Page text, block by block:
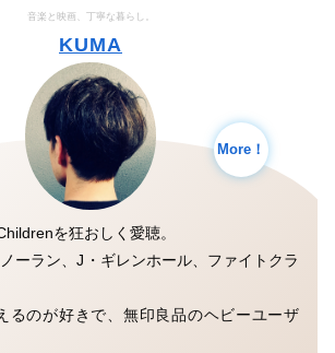
音楽と映画、丁寧な暮らし。
KUMA
More！
を狂おしく愛聴。
ーラン、J・ギレンホール、ファイトクラ
るのが好きで、無印良品のヘビーユーザ